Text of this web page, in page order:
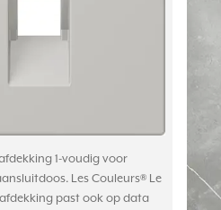
1-voudig voor
Les Couleurs® Le
past ook op data